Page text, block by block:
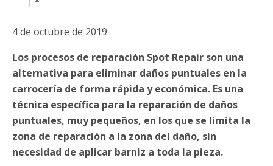
4 de octubre de 2019
Los procesos de reparación Spot Repair son una
alternativa para eliminar daños puntuales en la
carrocería de forma rápida y económica. Es una
técnica específica para la reparación de daños
puntuales, muy pequeños, en los que se limita la
zona de reparación a la zona del daño, sin
necesidad de aplicar barniz a toda la pieza.